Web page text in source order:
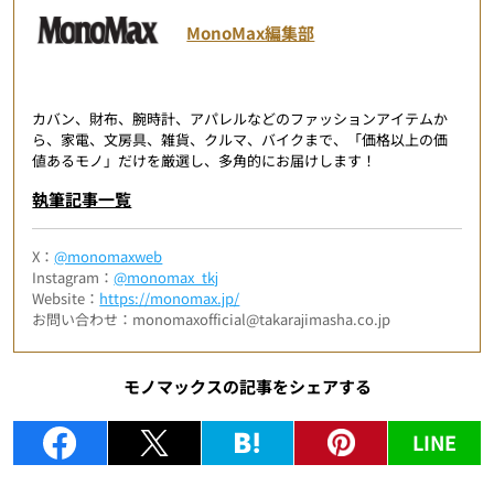
MonoMax編集部
カバン、財布、腕時計、アパレルなどのファッションアイテムか
ら、家電、文房具、雑貨、クルマ、バイクまで、「価格以上の価
値あるモノ」だけを厳選し、多角的にお届けします！
執筆記事一覧
X：@monomaxweb
Instagram：@monomax_tkj
Website： https://monomax.jp/
お問い合わせ：monomaxofficial@takarajimasha.co.jp
モノマックスの記事をシェアする
LINE